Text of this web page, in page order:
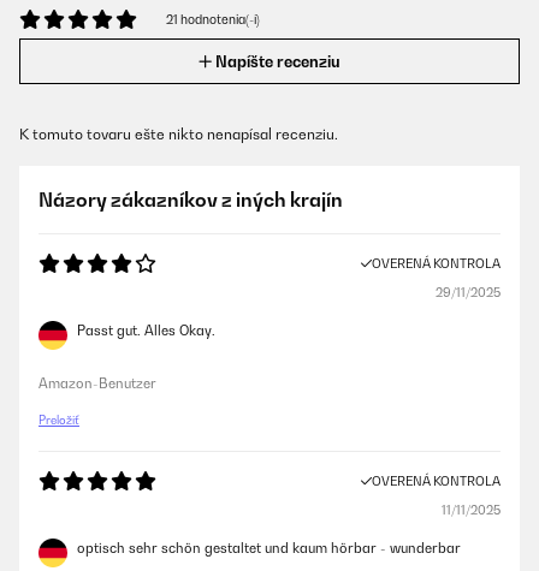
21 hodnotenia(-í)
Napíšte recenziu
K tomuto tovaru ešte nikto nenapísal recenziu.
Názory zákazníkov z iných krajín
OVERENÁ KONTROLA
29/11/2025
Passt gut. Alles Okay.
Amazon-Benutzer
Preložiť
OVERENÁ KONTROLA
11/11/2025
optisch sehr schön gestaltet und kaum hörbar - wunderbar